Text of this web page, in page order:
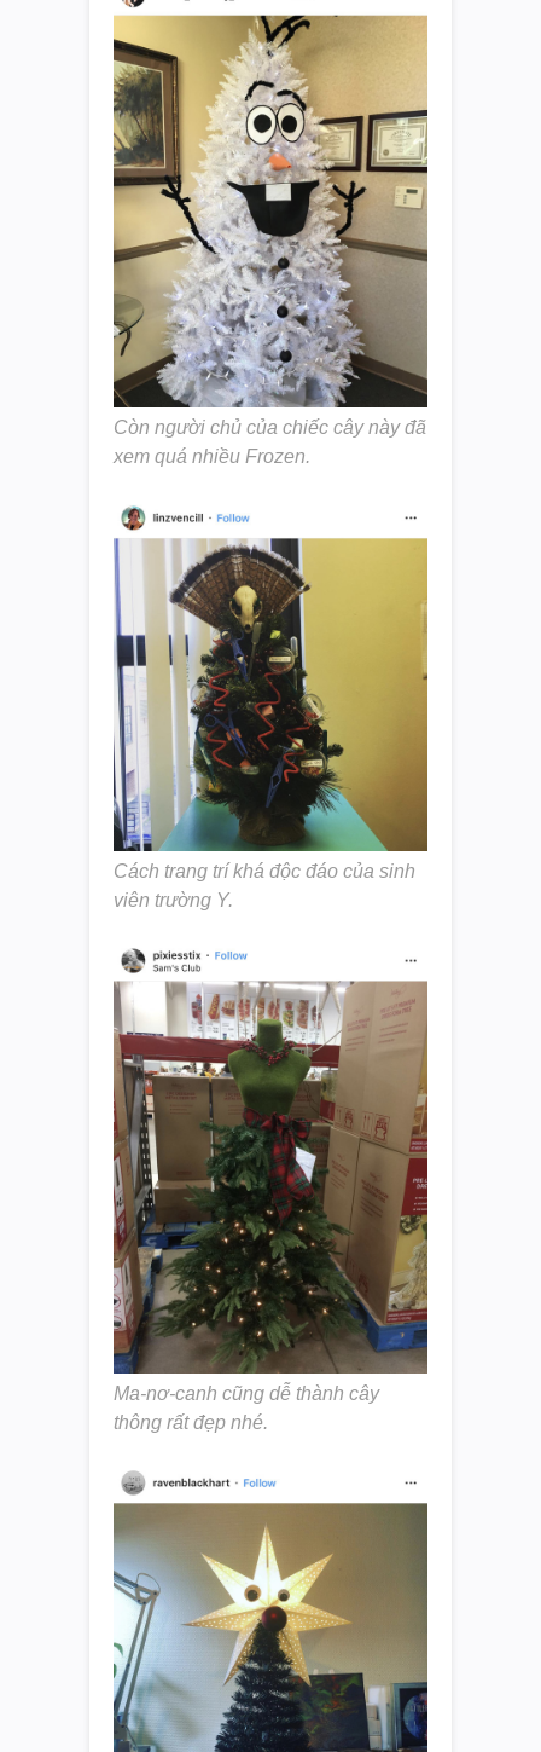
Còn người chủ của chiếc cây này đã
xem quá nhiều Frozen.
Cách trang trí khá độc đáo của sinh
viên trường Y.
Ma-nơ-canh cũng dễ thành cây
thông rất đẹp nhé.